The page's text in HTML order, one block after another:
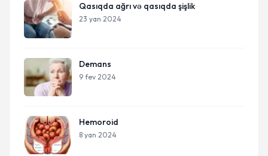
Qasıqda ağrı və qasıqda şişlik
23 yan 2024
Demans
9 fev 2024
Hemoroid
8 yan 2024